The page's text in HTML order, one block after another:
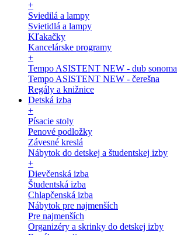
+
Sviedilá a lampy
Svietidlá a lampy
Kľakačky
Kancelárske programy
+
Tempo ASISTENT NEW - dub sonoma
Tempo ASISTENT NEW - čerešna
Regály a knižnice
Detská izba
+
Písacie stoly
Penové podložky
Závesné kreslá
Nábytok do detskej a študentskej izby
+
Dievčenská izba
Študentská izba
Chlapčenská izba
Nábytok pre najmenších
Pre najmenších
Organizéry a skrinky do detskej izby